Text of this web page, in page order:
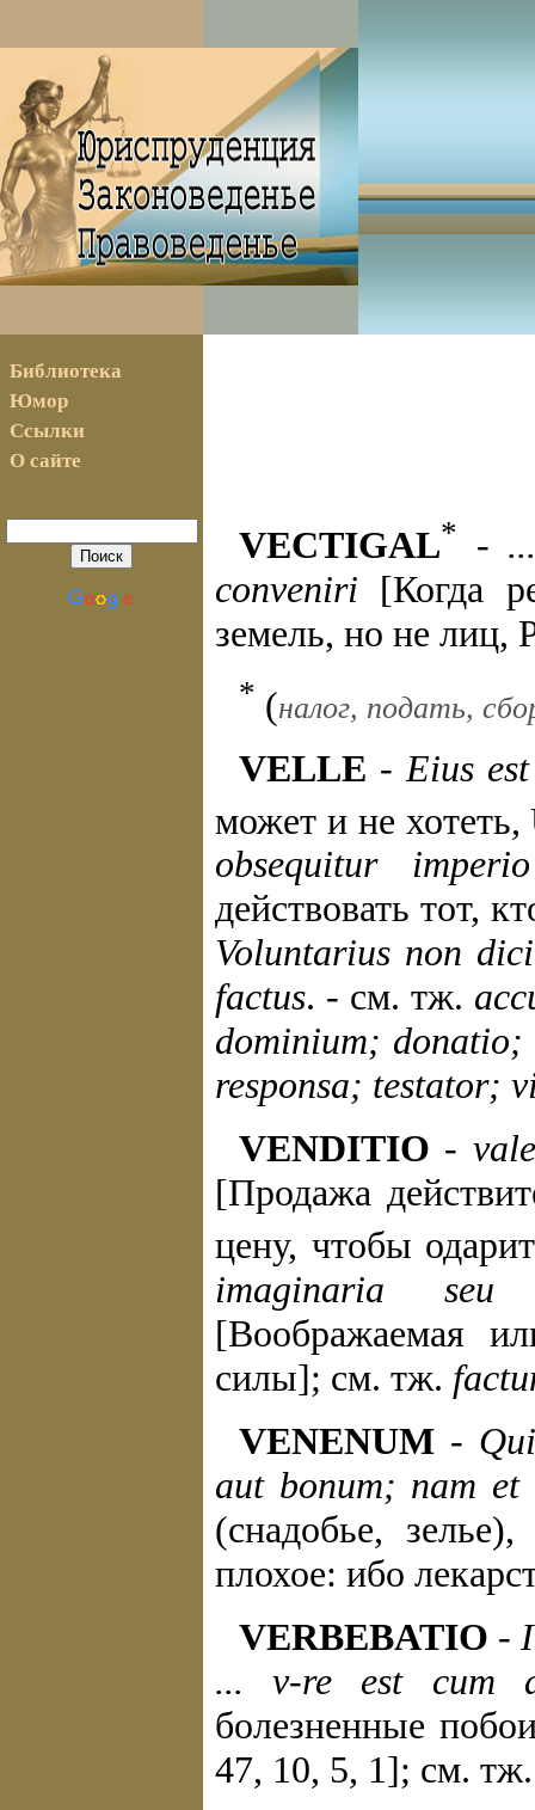
Библиотека
Юмор
Ссылки
О сайте
VECTIGAL* -
conveniri [Когда
земель, но не
* (налог, подать,
VELLE - Eius
может и не
obsequitur
действовать тот,
Voluntarius non
factus. - см. тж.
dominium; donatio;
responsa; testator;
VENDITIO -
[Продажа
цену, чтобы
imaginaria
[Воображаемая
силы]; см. тж.
VENENUM -
aut bonum; nam et
(снадобье,
плохое: ибо
VERBEBATIO -
... v-re est cum
болезненные
47, 10, 5, 1]; см.